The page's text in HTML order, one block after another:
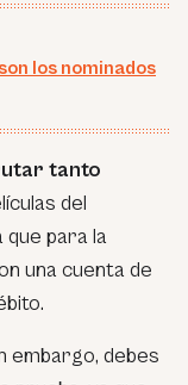
los nominados
tanto
del
para la
una cuenta de
embargo, debes